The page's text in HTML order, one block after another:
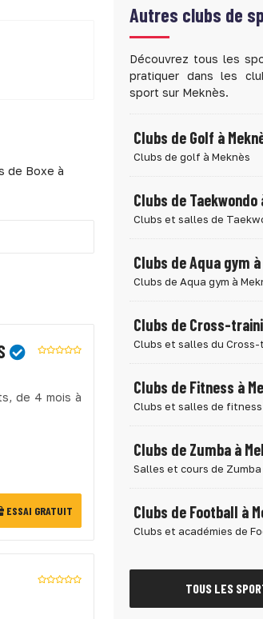
de Boxe à
de 4 mois à
ESSAI GRATUIT
Autres clubs de
Découvrez tous les
pratiquer dans les
sport sur Meknès.
Clubs de Golf à
Clubs de golf à Meknès
Clubs de Taekwondo
Clubs et salles de
Clubs de Aqua gym à
Clubs de Aqua gym à
Clubs de Cross-
Clubs et salles du Cross-
Clubs de Fitness à
Clubs et salles de fitness
Clubs de Zumba à
Salles et cours de Zumba
Clubs de Football à
Clubs et académies de
TOUS LES